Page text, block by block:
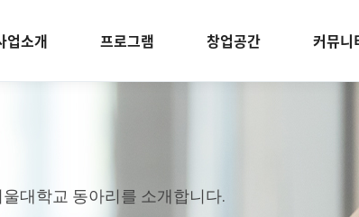
업소개 프로그램 창업공간 커뮤니
대학교 동아리를 소개합니다.